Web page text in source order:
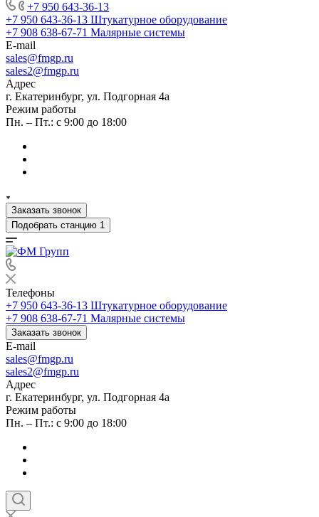
+7 950 643-36-13
+7 950 643-36-13 Штукатурное оборудование
+7 908 638-67-71 Малярные системы
E-mail
sales@fmgp.ru
sales2@fmgp.ru
Адрес
г. Екатеринбург, ул. Подгорная 4а
Режим работы
Пн. – Пт.: с 9:00 до 18:00
Заказать звонок
Подобрать станцию 1
Телефоны
+7 950 643-36-13 Штукатурное оборудование
+7 908 638-67-71 Малярные системы
Заказать звонок
E-mail
sales@fmgp.ru
sales2@fmgp.ru
Адрес
г. Екатеринбург, ул. Подгорная 4а
Режим работы
Пн. – Пт.: с 9:00 до 18:00